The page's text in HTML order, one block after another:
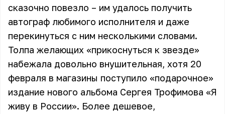
сказочно повезло – им удалось получить
автограф любимого исполнителя и даже
перекинуться с ним несколькими словами.
Толпа желающих «прикоснуться к звезде»
набежала довольно внушительная, хотя 20
февраля в магазины поступило «подарочное»
издание нового альбома Сергея Трофимова «Я
живу в России». Более дешевое,